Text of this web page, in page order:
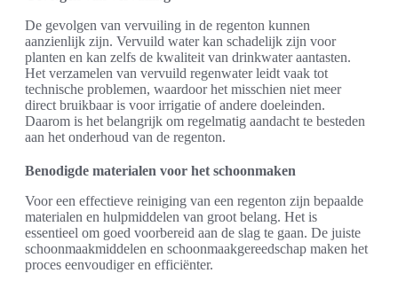
De gevolgen van vervuiling in de regenton kunnen
aanzienlijk zijn. Vervuild water kan schadelijk zijn voor
planten en kan zelfs de kwaliteit van drinkwater aantasten.
Het verzamelen van vervuild regenwater leidt vaak tot
technische problemen, waardoor het misschien niet meer
direct bruikbaar is voor irrigatie of andere doeleinden.
Daarom is het belangrijk om regelmatig aandacht te besteden
aan het onderhoud van de regenton.
Benodigde materialen voor het schoonmaken
Voor een effectieve reiniging van een regenton zijn bepaalde
materialen en hulpmiddelen van groot belang. Het is
essentieel om goed voorbereid aan de slag te gaan. De juiste
schoonmaakmiddelen en schoonmaakgereedschap maken het
proces eenvoudiger en efficiënter.